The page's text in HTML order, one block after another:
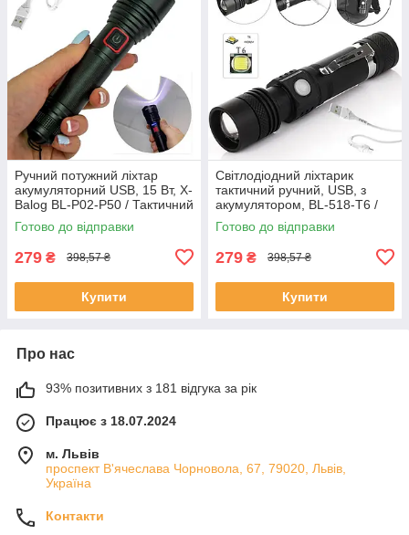
Ручний потужний ліхтар
акумуляторний USB, 15 Вт, X-
Balog BL-P02-P50 / Тактичний
LED-ліхтарик
Готово до відправки
279 ₴ 398,57 ₴
Купити
Світлодіодний ліхтарик
тактичний ручний, USB, з
акумулятором, BL-518-T6 /
Кишеньковий ліхтар з
фокусуванням та кліпсою
Готово до відправки
279 ₴ 398,57 ₴
Купити
Про нас
93% позитивних з 181 відгука за рік
Працює з 18.07.2024
м. Львів
проспект В'ячеслава Чорновола, 67, 79020, Львів,
Україна
Контакти